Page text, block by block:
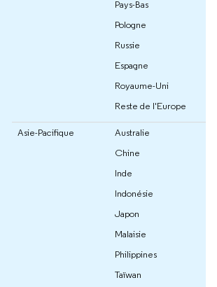
Pays-Bas
Pologne
Russie
Espagne
Royaume-Uni
Reste de l'Europe
Asie-Pacifique
Australie
Chine
Inde
Indonésie
Japon
Malaisie
Philippines
Taïwan